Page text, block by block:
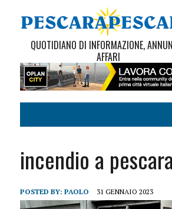
QUOTIDIANO DI INFORMAZIONE,
AFFARI
incendio a
POSTED BY: PAOLO 31 GENNAIO 2023